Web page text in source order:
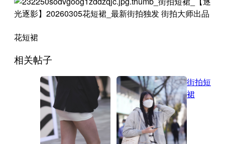
花短裙
相关帖子
街拍短
裙